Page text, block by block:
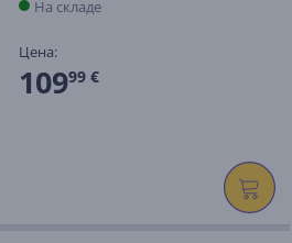
На складе
Цена:
10999 €